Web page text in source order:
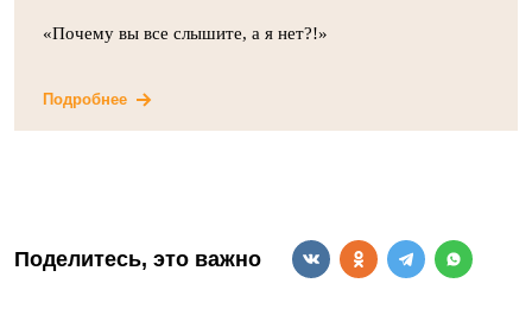
«Почему вы все слышите, а я нет?!»
Подробнее
Поделитесь, это важно